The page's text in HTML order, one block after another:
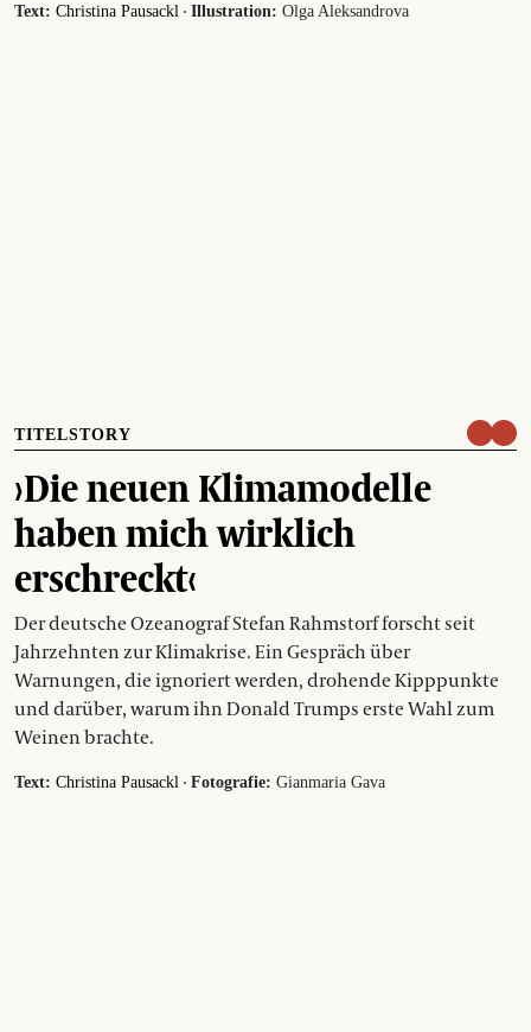
Text: Christina Pausackl · Illustration: Olga Aleksandrova
TITELSTORY
›Die neuen Klimamodelle
haben mich wirklich
erschreckt‹
Der deutsche Ozeanograf Stefan Rahmstorf forscht seit
Jahrzehnten zur Klimakrise. Ein Gespräch über
Warnungen, die ignoriert werden, drohende Kipppunkte
und darüber, warum ihn Donald Trumps erste Wahl zum
Weinen brachte.
Text: Christina Pausackl · Fotografie: Gianmaria Gava